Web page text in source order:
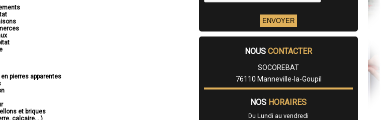
pierres apparentes
et briques
calcaire,...)
NOUS CONTACTER
SOCOREBAT
76110 Manneville-la-Goupil
NOS HORAIRES
Du Lundi au vendredi